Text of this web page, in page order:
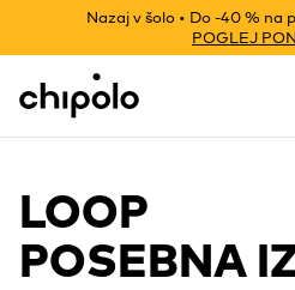
Nazaj v šolo • Do -40 % na
POGLEJ
Chipolo - Home page
LOOP
POSEBNA